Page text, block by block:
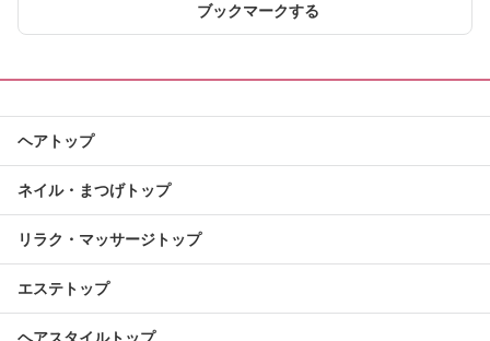
ブックマークする
ヘアトップ
ネイル・まつげトップ
リラク・マッサージトップ
エステトップ